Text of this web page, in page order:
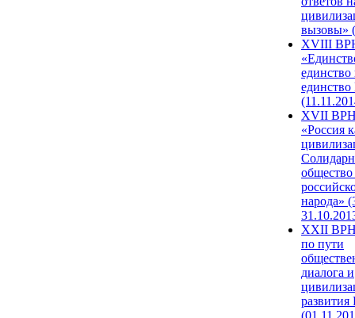
вызовы»
XVIII
единство
единство
XVII
«Россия
народа»
XXII
по пути
диалога и
развития